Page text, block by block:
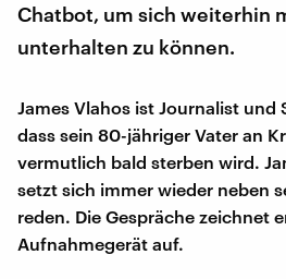
Chatbot, um sich weiterhin
unterhalten zu können.
James Vlahos ist Journalist und
dass sein 80-jähriger Vater an
vermutlich bald sterben wird.
setzt sich immer wieder neben
reden. Die Gespräche zeichnet
Aufnahmegerät auf.